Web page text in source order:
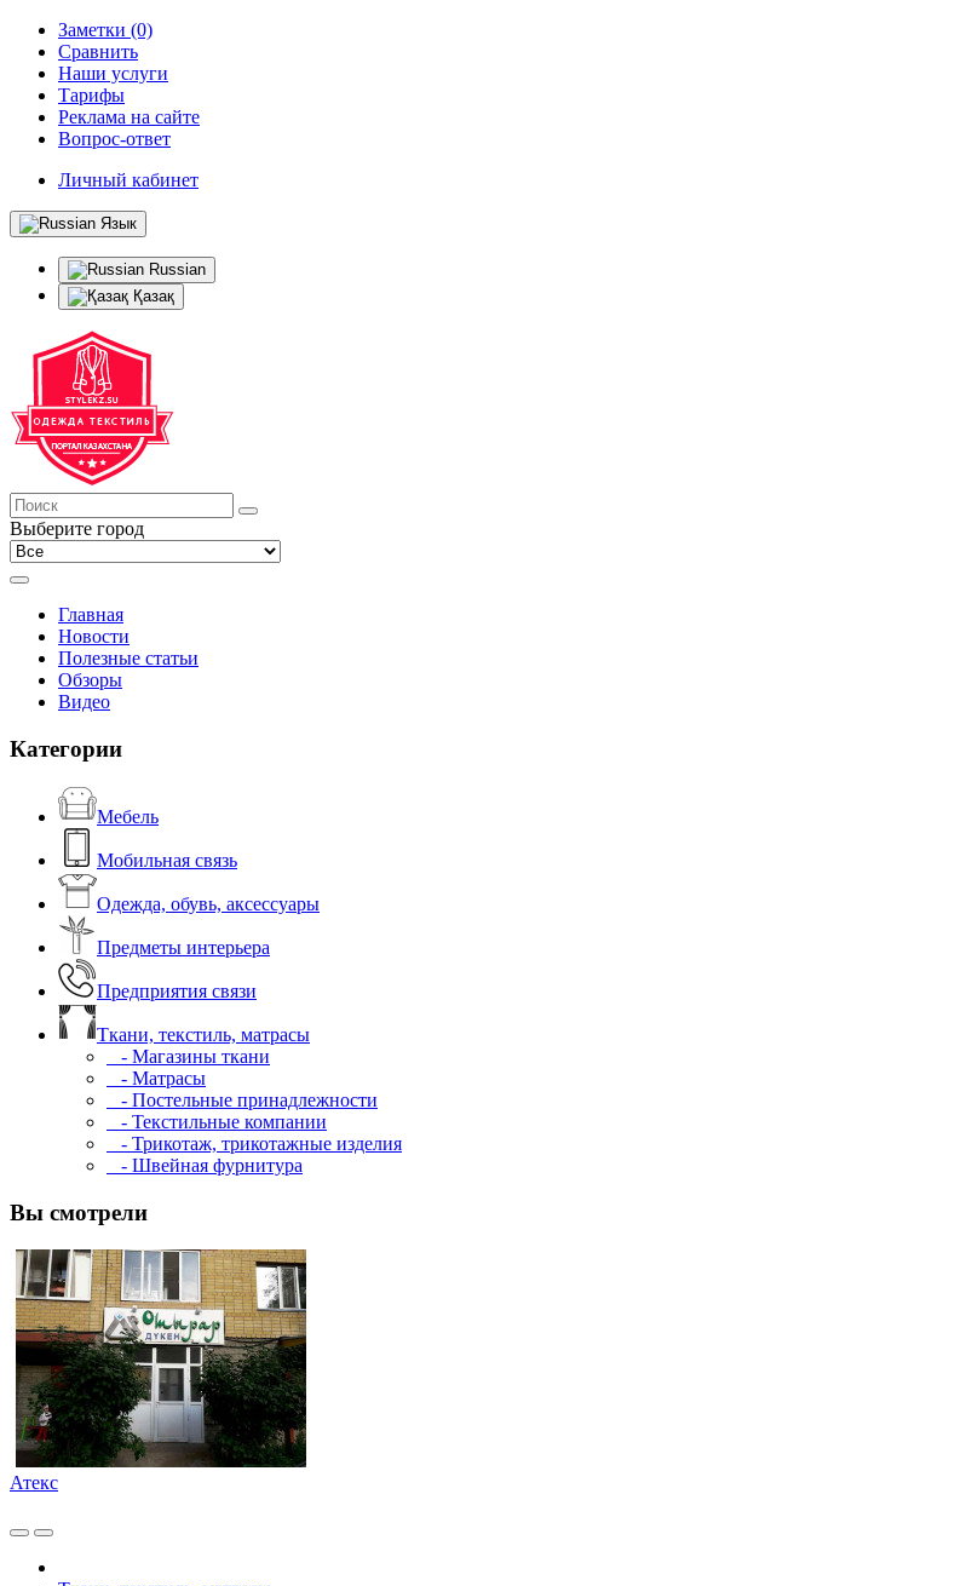
Заметки (0)
Сравнить
Наши услуги
Тарифы
Реклама на сайте
Вопрос-ответ
Личный кабинет
Язык
Russian
Қазақ
Выберите город
Главная
Новости
Полезные статьи
Обзоры
Видео
Категории
Мебель
Мобильная связь
Одежда, обувь, аксессуары
Предметы интерьера
Предприятия связи
Ткани, текстиль, матрасы
- Магазины ткани
- Матрасы
- Постельные принадлежности
- Текстильные компании
- Трикотаж, трикотажные изделия
- Швейная фурнитура
Вы смотрели
Атекс